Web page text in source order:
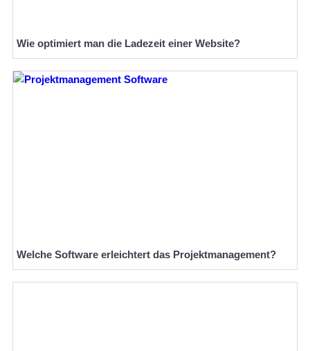
Wie optimiert man die Ladezeit einer Website?
Welche Software erleichtert das Projektmanagement?